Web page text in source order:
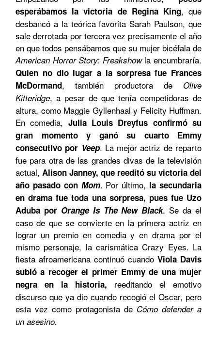
esperábamos la victoria de Regina King, que
desbancó a la teórica favorita Sarah Paulson, que
sale derrotada por tercera vez precisamente el año
en que todos pensábamos que su mujer bicéfala de
American Horror Story: Freakshowla encumbraría.
Quien no dio lugar a la sorpresa fue Frances
McDormand, también productora de Olive
Kitteridge, a pesar de que tenía competidoras de
altura, como Maggie Gyllenhaal y Felicity Huffman.
En comedia, Julia Louis Dreyfus confirmó su
gran momento y ganó su cuarto Emmy
consecutivo por Veep. La mejor actriz de reparto
fue para otra de las grandes divas de la televisión
actual, Alison Janney, que reeditó su victoria del
año pasado con Mom. Por último, la secundaria
en drama fue toda una sorpresa, pues fue Uzo
Aduba por Orange Is The New Black. Se da el
caso de que se convierte en la primera actriz en
lograr un premio en comedia y en drama por el
mismo personaje, la carismática Crazy Eyes. La
fiesta afroamericana continuó cuando Viola Davis
subió a recoger el primer Emmy de una mujer
negra en la historia, reeditando el emotivo
discurso que ya dio cuando recogió el Oscar, pero
esta vez como protagonista de Cómo defender a
un asesino.